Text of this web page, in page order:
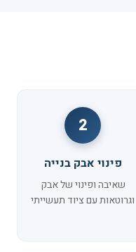
2
פינוי אבק בנייה
שאיבה ופינוי של אבק
וגרוטאות עם ציוד תעשייתי